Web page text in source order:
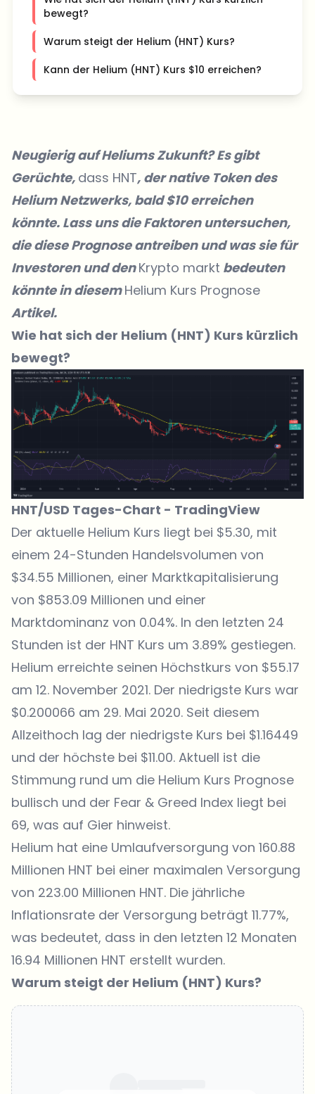
bewegt?
Warum steigt der Helium (HNT) Kurs?
Kann der Helium (HNT) Kurs $10 erreichen?
Neugierig auf Heliums Zukunft? Es gibt
Gerüchte, dass HNT, der native Token des
Helium Netzwerks, bald $10 erreichen
könnte. Lass uns die Faktoren untersuchen,
die diese Prognose antreiben und was sie für
Investoren und denKrypto markt bedeuten
könnte in diesemHelium Kurs Prognose
Artikel.
Wie hat sich der Helium (HNT) Kurs kürzlich
bewegt?
HNT/USD Tages-Chart - TradingView
Der aktuelle Helium Kurs liegt bei $5.30, mit
einem 24-Stunden Handelsvolumen von
$34.55 Millionen, einer Marktkapitalisierung
von $853.09 Millionen und einer
Marktdominanz von 0.04%. In den letzten 24
Stunden ist der HNT Kurs um 3.89% gestiegen.
Helium erreichte seinen Höchstkurs von $55.17
am 12. November 2021. Der niedrigste Kurs war
$0.200066 am 29. Mai 2020. Seit diesem
Allzeithoch lag der niedrigste Kurs bei $1.16449
und der höchste bei $11.00. Aktuell ist die
Stimmung rund um die Helium Kurs Prognose
bullisch und der Fear & Greed Index liegt bei
69, was auf Gier hinweist.
Helium hat eine Umlaufversorgung von 160.88
Millionen HNT bei einer maximalen Versorgung
von 223.00 Millionen HNT. Die jährliche
Inflationsrate der Versorgung beträgt 11.77%,
was bedeutet, dass in den letzten 12 Monaten
16.94 Millionen HNT erstellt wurden.
Warum steigt der Helium (HNT) Kurs?